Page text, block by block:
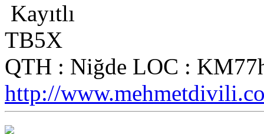
Kayıtlı
TB5X
QTH : Niğde LOC :
http://